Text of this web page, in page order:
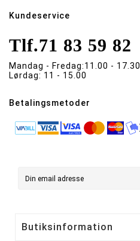
Kundeservice
Tlf.71 83 59 82
Mandag - Fredag:11.00 - 17.30
Lørdag: 11 - 15.00
Betalingsmetoder
Butiksinformation